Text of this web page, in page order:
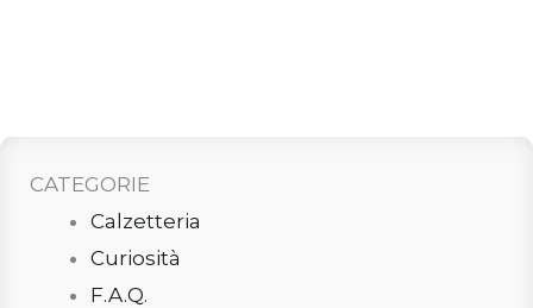
CATEGORIE
Calzetteria
Curiosità
F.A.Q.